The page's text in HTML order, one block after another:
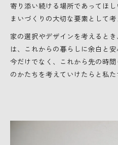
寄り添い続ける場所であってほ
まいづくりの大切な要素として考
家の選択やデザインを考えると
は、これからの暮らしに余白と安
今だけでなく、これから先の時
のかたちを考えていけたらと私た